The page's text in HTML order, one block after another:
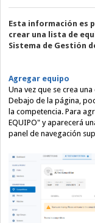
Esta información es
crear una lista de
Sistema de Gestión
Agregar equipo
Una vez que se crea
Debajo de la página,
la competencia. Para
EQUIPO" y aparecerá
panel de navegación